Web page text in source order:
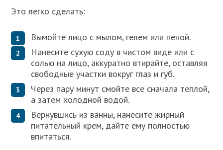
Это легко сделать:
Вымойте лицо с мылом, гелем или пеной.
Нанесите сухую соду в чистом виде или с
солью на лицо, аккуратно втирайте, оставляя
свободные участки вокруг глаз и губ.
Через пару минут смойте все сначала теплой,
а затем холодной водой.
Вернувшись из ванны, нанесите жирный
питательный крем, дайте ему полностью
впитаться.